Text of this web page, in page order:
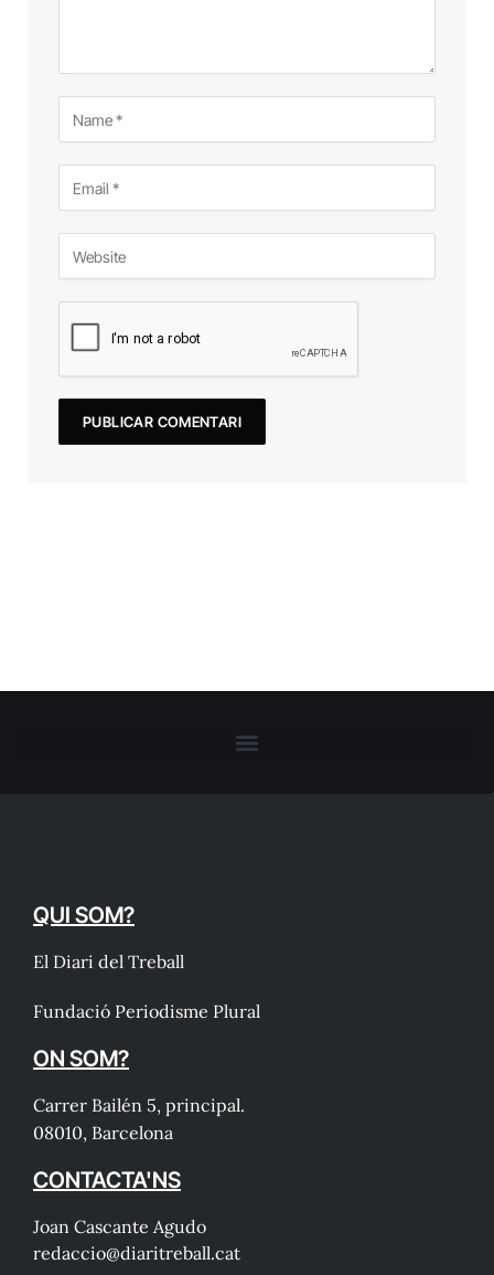
QUI SOM?
El Diari del Treball
Fundació Periodisme Plural
ON SOM?
Carrer Bailén 5, principal.
08010, Barcelona
CONTACTA'NS
Joan Cascante Agudo
redaccio@diaritreball.cat